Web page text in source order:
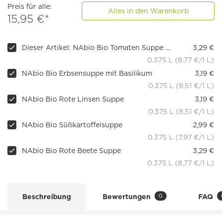
Preis für alle:
15,95 €*
Alles in den Warenkorb
Dieser Artikel: NAbio Bio Tomaten Suppe mit Basilikum
3,29 €
0.375 L (8,77 €/1 L)
NAbio Bio Erbsensuppe mit Basilikum
3,19 €
0.375 L (8,51 €/1 L)
NAbio Bio Rote Linsen Suppe
3,19 €
0.375 L (8,51 €/1 L)
NAbio Bio Süßkartoffelsuppe
2,99 €
0.375 L (7,97 €/1 L)
NAbio Bio Rote Beete Suppe
3,29 €
0.375 L (8,77 €/1 L)
Beschreibung Bewertungen 0 FAQ